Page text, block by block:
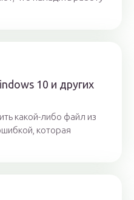
10 и других
какой-либо файл из
которая